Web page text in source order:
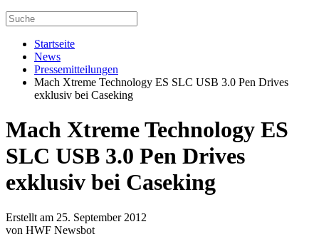
Startseite
News
Pressemitteilungen
Mach Xtreme Technology ES SLC USB 3.0 Pen Drives
exklusiv bei Caseking
Mach Xtreme Technology ES
SLC USB 3.0 Pen Drives
exklusiv bei Caseking
Erstellt am 25. September 2012
von HWF Newsbot